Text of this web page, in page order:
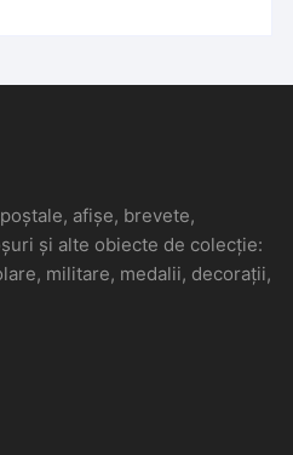
afișe, brevete,
și alte obiecte de colecție:
militare, medalii, decorații,